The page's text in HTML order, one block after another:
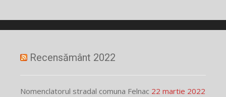
Recensământ 2022
Nomenclatorul stradal comuna Felnac 22 martie 2022